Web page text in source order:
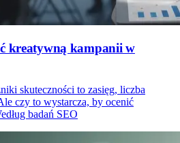
kreatywną kampanii w
skuteczności to zasięg, liczba
czy to wystarcza, by ocenić
badań SEO